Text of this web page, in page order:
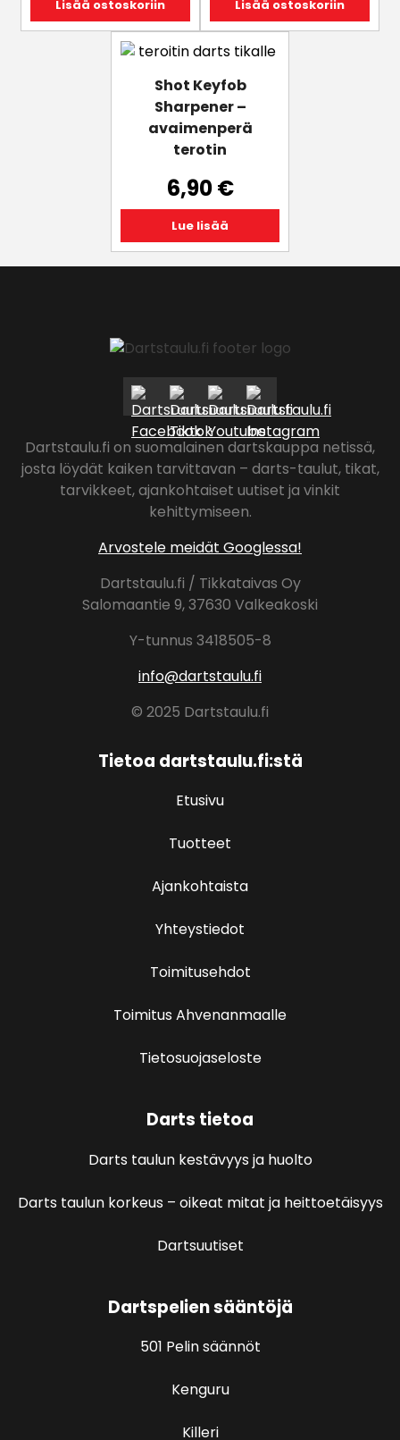
Lisää ostoskoriin Lisää ostoskoriin
Shot Keyfob
Sharpener –
avaimenperä
terotin
6,90€
Lue lisää
Dartstaulu.fi on suomalainen dartskauppa netissä,
josta löydät kaiken tarvittavan – darts-taulut, tikat,
tarvikkeet, ajankohtaiset uutiset ja vinkit
kehittymiseen.
Arvostele meidät Googlessa!
Dartstaulu.fi / Tikkataivas Oy
Salomaantie 9, 37630 Valkeakoski
Y-tunnus 3418505-8
info@dartstaulu.fi
© 2025 Dartstaulu.fi
Tietoa dartstaulu.fi:stä
Etusivu
Tuotteet
Ajankohtaista
Yhteystiedot
Toimitusehdot
Toimitus Ahvenanmaalle
Tietosuojaseloste
Darts tietoa
Darts taulun kestävyys ja huolto
Darts taulun korkeus – oikeat mitat ja heittoetäisyys
Dartsuutiset
Dartspelien sääntöjä
501 Pelin säännöt
Kenguru
Killeri